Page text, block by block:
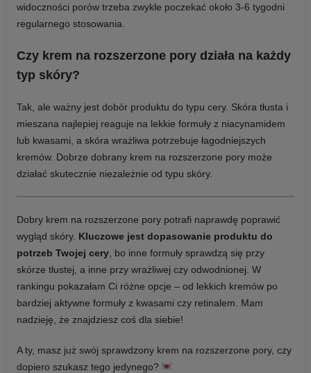
widoczności porów trzeba zwykle poczekać około 3-6 tygodni
regularnego stosowania.
Czy krem na rozszerzone pory działa na każdy
typ skóry?
Tak, ale ważny jest dobór produktu do typu cery. Skóra tłusta i
mieszana najlepiej reaguje na lekkie formuły z niacynamidem
lub kwasami, a skóra wrażliwa potrzebuje łagodniejszych
kremów. Dobrze dobrany krem na rozszerzone pory może
działać skutecznie niezależnie od typu skóry.
Dobry krem na rozszerzone pory potrafi naprawdę poprawić
wygląd skóry. Kluczowe jest dopasowanie produktu do
potrzeb Twojej cery, bo inne formuły sprawdzą się przy
skórze tłustej, a inne przy wrażliwej czy odwodnionej. W
rankingu pokazałam Ci różne opcje – od lekkich kremów po
bardziej aktywne formuły z kwasami czy retinalem. Mam
nadzieję, że znajdziesz coś dla siebie!
A ty, masz już swój sprawdzony krem na rozszerzone pory, czy
dopiero szukasz tego jedynego?